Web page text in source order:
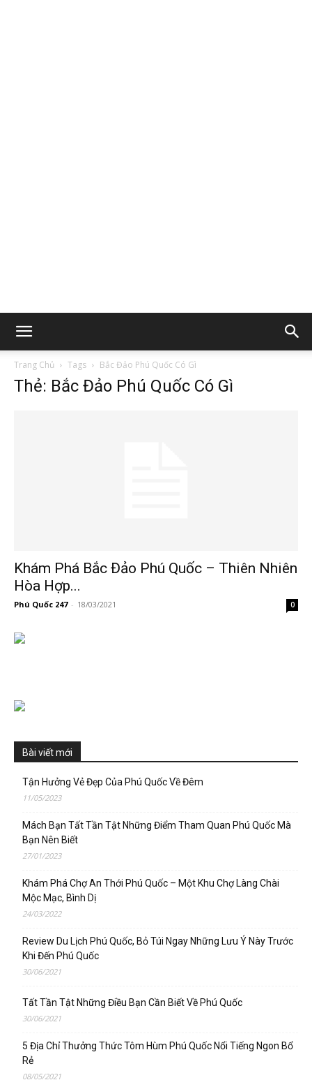
Trang Chủ Tags Bắc Đảo Phú Quốc Có Gì
Thẻ: Bắc Đảo Phú Quốc Có Gì
Khám Phá Bắc Đảo Phú Quốc – Thiên Nhiên
Hòa Hợp...
Phú Quốc 247 - 18/03/2021 0
Bài viết mới
Tận Hưởng Vẻ Đẹp Của Phú Quốc Về Đêm
11/05/2023
Mách Bạn Tất Tần Tật Những Điểm Tham Quan Phú Quốc Mà
Bạn Nên Biết
27/01/2023
Khám Phá Chợ An Thới Phú Quốc – Một Khu Chợ Làng Chài
Mộc Mạc, Bình Dị
24/03/2022
Review Du Lịch Phú Quốc, Bỏ Túi Ngay Những Lưu Ý Này Trước
Khi Đến Phú Quốc
30/06/2021
Tất Tần Tật Những Điều Bạn Cần Biết Về Phú Quốc
30/06/2021
5 Địa Chỉ Thưởng Thức Tôm Hùm Phú Quốc Nổi Tiếng Ngon Bổ
Rẻ
08/05/2021